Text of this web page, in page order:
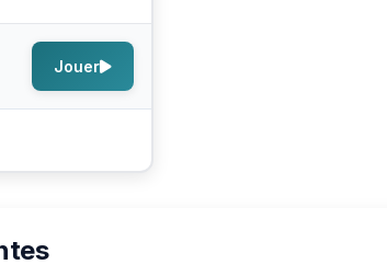
Jouer